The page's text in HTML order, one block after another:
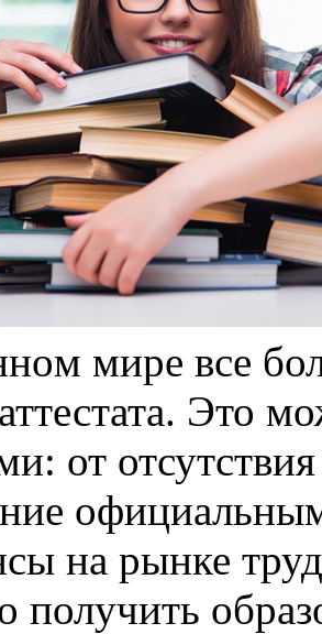
мирe все
Это
от
на рынке
получить